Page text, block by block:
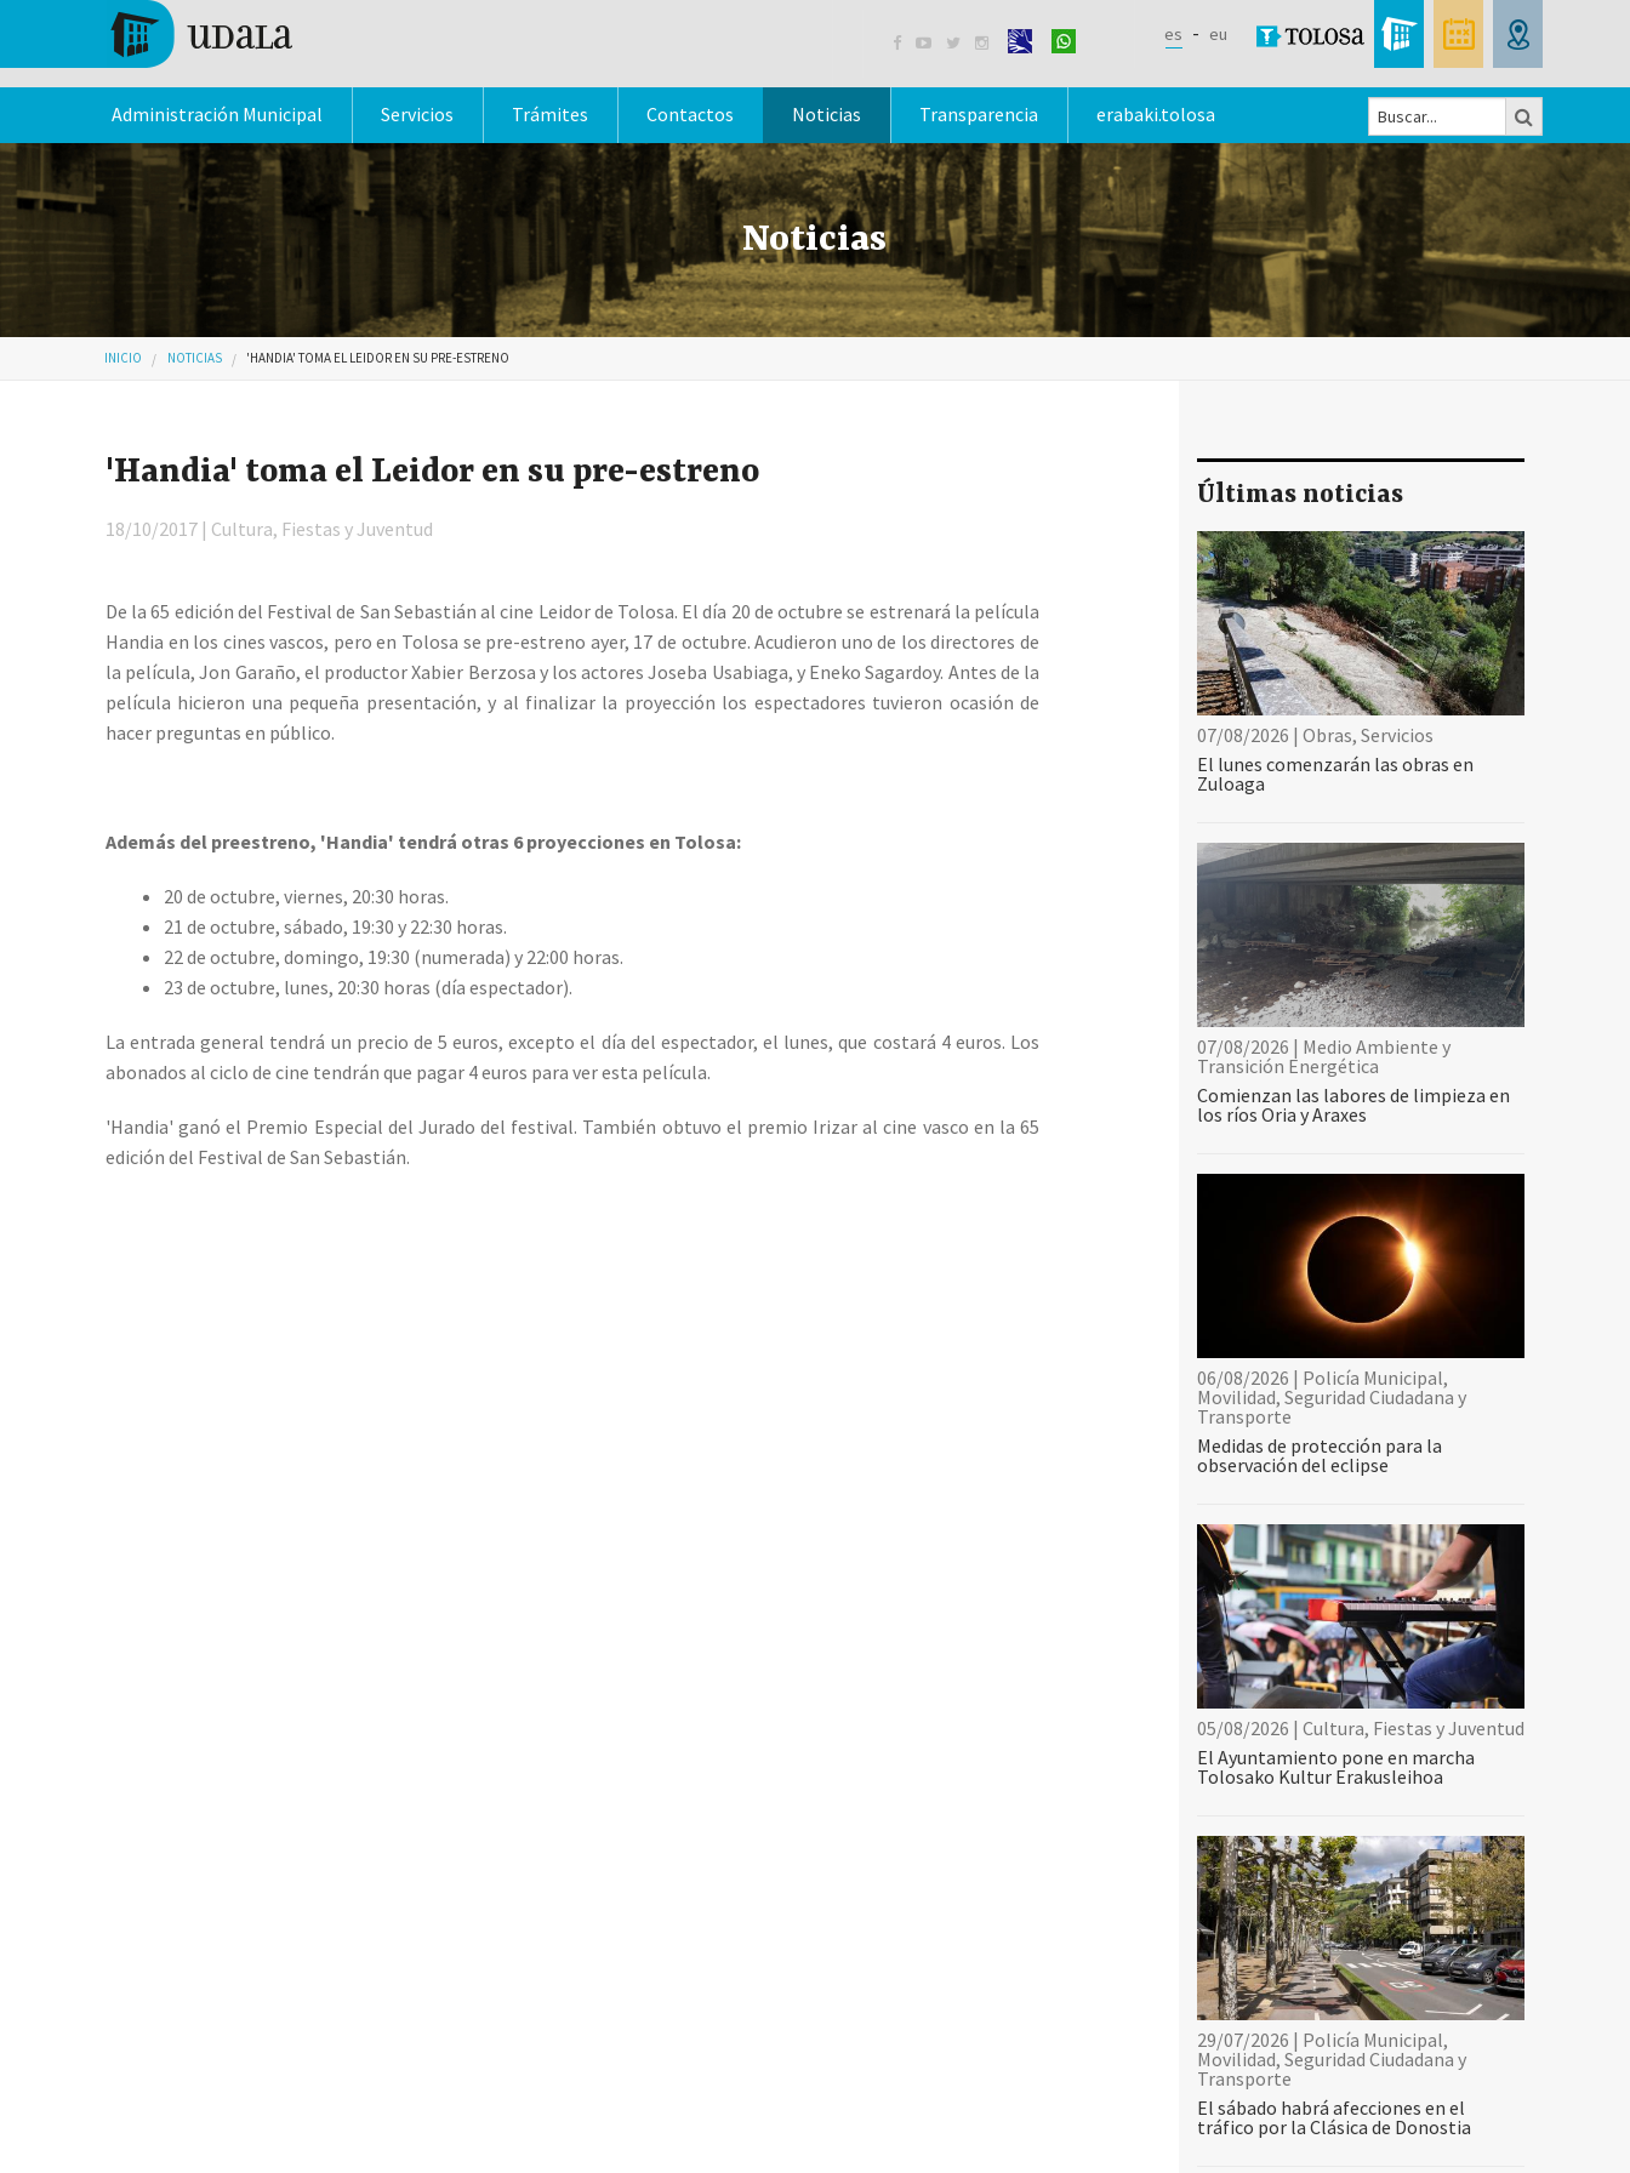
Pasar al contenido principal
    es eu
Formulario
de
búsqueda
Administración Municipal Servicios Trámites Contactos Noticias Transparencia erabaki.tolosa
Noticias
Usted está aquí
INICIO NOTICIAS 'HANDIA' TOMA EL LEIDOR EN SU PRE-ESTRENO
'Handia' toma el Leidor en su pre-estreno
18/10/2017 | Cultura, Fiestas y Juventud
De la 65 edición del Festival de San Sebastián al cine Leidor de Tolosa. El día 20 de octubre se estrenará la película
Handia en los cines vascos, pero en Tolosa se pre-estreno ayer, 17 de octubre. Acudieron uno de los directores de
la película, Jon Garaño, el productor Xabier Berzosa y los actores Joseba Usabiaga, y Eneko Sagardoy. Antes de la
película hicieron una pequeña presentación, y al finalizar la proyección los espectadores tuvieron ocasión de
hacer preguntas en público.
Además del preestreno, 'Handia' tendrá otras 6 proyecciones en Tolosa:
20 de octubre, viernes, 20:30 horas.
21 de octubre, sábado, 19:30 y 22:30 horas.
22 de octubre, domingo, 19:30 (numerada) y 22:00 horas.
23 de octubre, lunes, 20:30 horas (día espectador).
La entrada general tendrá un precio de 5 euros, excepto el día del espectador, el lunes, que costará 4 euros. Los
abonados al ciclo de cine tendrán que pagar 4 euros para ver esta película.
'Handia' ganó el Premio Especial del Jurado del festival. También obtuvo el premio Irizar al cine vasco en la 65
edición del Festival de San Sebastián.
Últimas noticias
07/08/2026 | Obras, Servicios
El lunes comenzarán las obras en
Zuloaga
07/08/2026 | Medio Ambiente y
Transición Energética
Comienzan las labores de limpieza en
los ríos Oria y Araxes
06/08/2026 | Policía Municipal,
Movilidad, Seguridad Ciudadana y
Transporte
Medidas de protección para la
observación del eclipse
05/08/2026 | Cultura, Fiestas y Juventud
El Ayuntamiento pone en marcha
Tolosako Kultur Erakusleihoa
29/07/2026 | Policía Municipal,
Movilidad, Seguridad Ciudadana y
Transporte
El sábado habrá afecciones en el
tráfico por la Clásica de Donostia